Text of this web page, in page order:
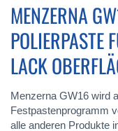
MENZERNA
POLIERPASTE
LACK
Menzerna GW16 wird
Festpastenprogramm
alle anderen Produkte